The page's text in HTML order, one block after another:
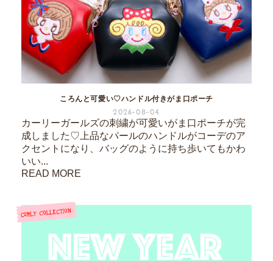
ころんと可愛い♡ハンドル付きがま口ポーチ
2026-08-04
カーリーガールズの刺繍が可愛いがま口ポーチが完
成しました♡上品なパールのハンドルがコーデのア
クセントになり、バッグのように持ち歩いてもかわ
いい...
READ MORE